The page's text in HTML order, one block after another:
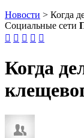
Новости > Когда
Социальные сети
    
Когда